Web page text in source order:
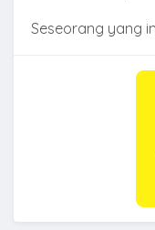
Seseorang yang